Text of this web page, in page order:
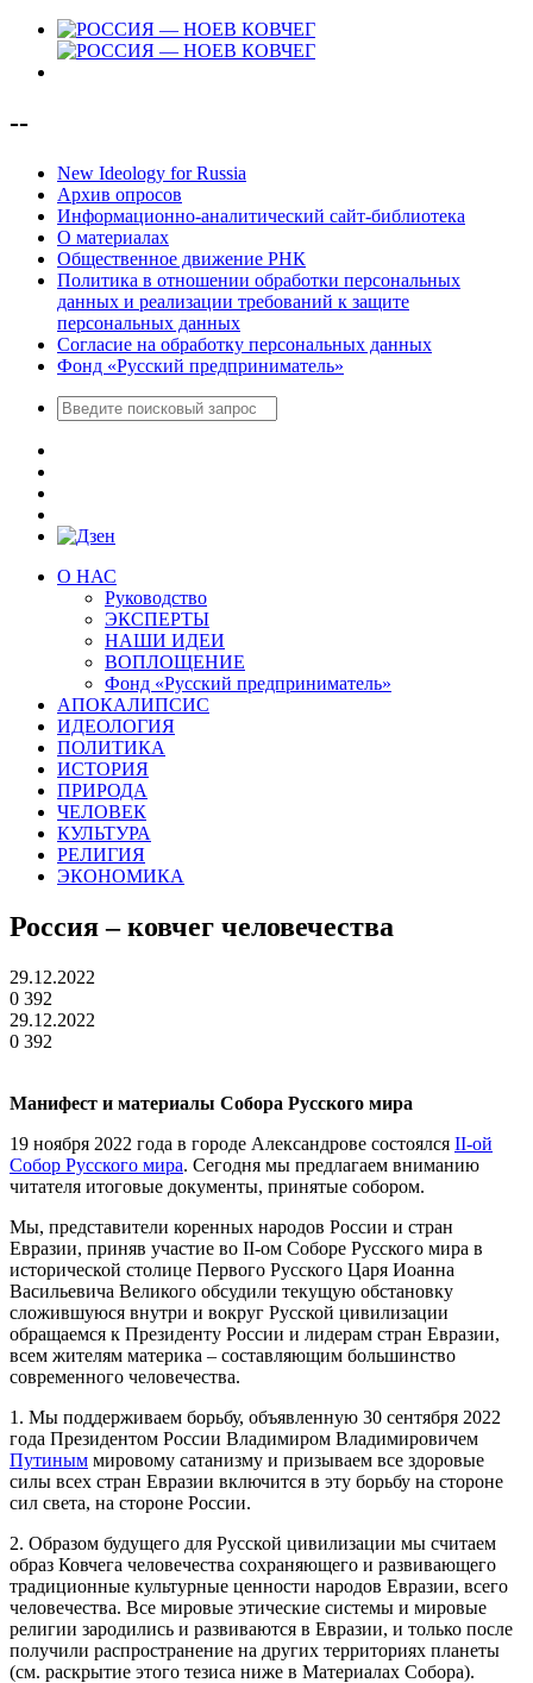
--
New Ideology for Russia
Архив опросов
Информационно-аналитический сайт-библиотека
О материалах
Общественное движение РНК
Политика в отношении обработки персональных
данных и реализации требований к защите
персональных данных
Согласие на обработку персональных данных
Фонд «Русский предприниматель»
О НАС
Руководство
ЭКСПЕРТЫ
НАШИ ИДЕИ
ВОПЛОЩЕНИЕ
Фонд «Русский предприниматель»
АПОКАЛИПСИС
ИДЕОЛОГИЯ
ПОЛИТИКА
ИСТОРИЯ
ПРИРОДА
ЧЕЛОВЕК
КУЛЬТУРА
РЕЛИГИЯ
ЭКОНОМИКА
Россия – ковчег человечества
29.12.2022
0 392
29.12.2022
0 392
Манифест и материалы Собора Русского мира
19 ноября 2022 года в городе Александрове состоялся II-ой
Собор Русского мира. Сегодня мы предлагаем вниманию
читателя итоговые документы, принятые собором.
Мы, представители коренных народов России и стран
Евразии, приняв участие во II-ом Соборе Русского мира в
исторической столице Первого Русского Царя Иоанна
Васильевича Великого обсудили текущую обстановку
сложившуюся внутри и вокруг Русской цивилизации
обращаемся к Президенту России и лидерам стран Евразии,
всем жителям материка – составляющим большинство
современного человечества.
1. Мы поддерживаем борьбу, объявленную 30 сентября 2022
года Президентом России Владимиром Владимировичем
Путиным мировому сатанизму и призываем все здоровые
силы всех стран Евразии включится в эту борьбу на стороне
сил света, на стороне России.
2. Образом будущего для Русской цивилизации мы считаем
образ Ковчега человечества сохраняющего и развивающего
традиционные культурные ценности народов Евразии, всего
человечества. Все мировые этические системы и мировые
религии зародились и развиваются в Евразии, и только после
получили распространение на других территориях планеты
(см. раскрытие этого тезиса ниже в Материалах Собора).